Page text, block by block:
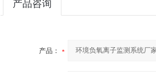
产品咨询
产品：